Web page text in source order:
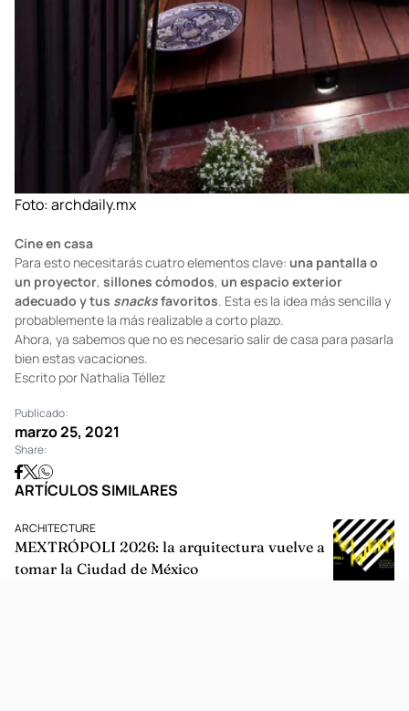
Foto:archdaily.mx
Cine en casa
Para esto necesitarás cuatro elementos clave: una pantalla o
un proyector,sillones cómodos
adecuado y tus snacks
probablemente la más realizable a corto plazo.
Ahora, ya sabemos que no es necesario salir de casa para pasarla
bien estas vacaciones.
Escrito por Nathalia Téllez
Publicado:
marzo 25, 2021
Share: